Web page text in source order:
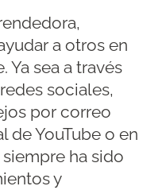
a otros en
Ya sea a través
sociales,
por correo
de YouTube o en
ha sido
y